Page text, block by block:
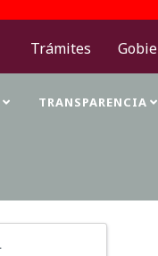
Trámites
TRANSPARENCIA